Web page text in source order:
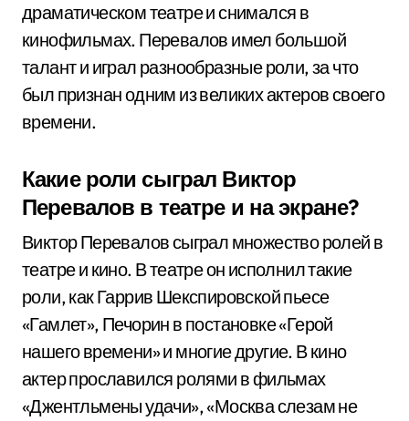
драматическом театре и снимался в
кинофильмах. Перевалов имел большой
талант и играл разнообразные роли, за что
был признан одним из великих актеров своего
времени.
Какие роли сыграл Виктор
Перевалов в театре и на экране?
Виктор Перевалов сыграл множество ролей в
театре и кино. В театре он исполнил такие
роли, как Гаррив Шекспировской пьесе
«Гамлет», Печорин в постановке «Герой
нашего времени» и многие другие. В кино
актер прославился ролями в фильмах
«Джентльмены удачи», «Москва слезам не